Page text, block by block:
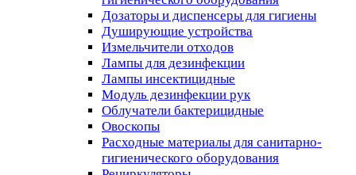
Дозаторы и диспенсеры для гигиены
Душирующие устройства
Измельчители отходов
Лампы для дезинфекции
Лампы инсектицидные
Модуль дезинфекции рук
Облучатели бактерицидные
Овоскопы
Расходные материалы для санитарно-
гигиенического оборудования